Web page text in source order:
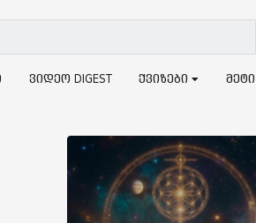
ვიდეო DIGEST ქვიზები მეტი